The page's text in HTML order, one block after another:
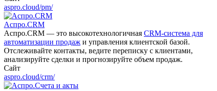
aspro.cloud/pm/
Аспро.CRM
Аспро.CRM — это высокотехнологичная CRM-система для
автоматизации продаж и управления клиентской базой.
Отслеживайте контакты, ведите переписку с клиентами,
анализируйте сделки и прогнозируйте объем продаж.
Сайт
aspro.cloud/crm/